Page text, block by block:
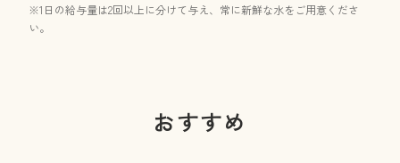
※1日の給与量は2回以上に分けて与え、常に新鮮な水をご用意くださ
い。
おすすめ